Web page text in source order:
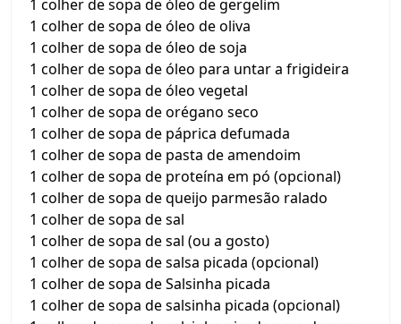
1 colher de sopa de óleo de gergelim
1 colher de sopa de óleo de oliva
1 colher de sopa de óleo de soja
1 colher de sopa de óleo para untar a frigideira
1 colher de sopa de óleo vegetal
1 colher de sopa de orégano seco
1 colher de sopa de páprica defumada
1 colher de sopa de pasta de amendoim
1 colher de sopa de proteína em pó (opcional)
1 colher de sopa de queijo parmesão ralado
1 colher de sopa de sal
1 colher de sopa de sal (ou a gosto)
1 colher de sopa de salsa picada (opcional)
1 colher de sopa de Salsinha picada
1 colher de sopa de salsinha picada (opcional)